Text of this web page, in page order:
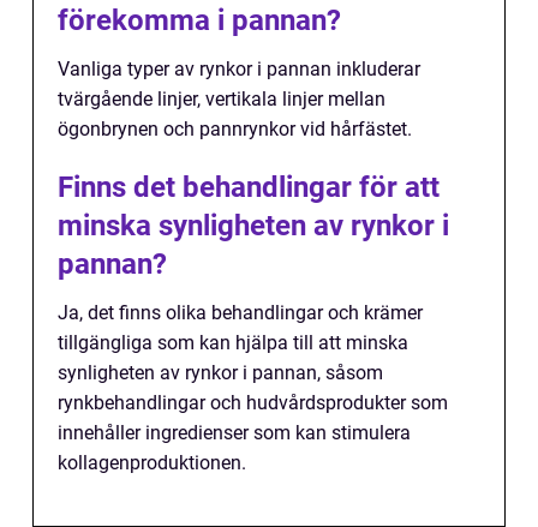
förekomma i pannan?
Vanliga typer av rynkor i pannan inkluderar
tvärgående linjer, vertikala linjer mellan
ögonbrynen och pannrynkor vid hårfästet.
Finns det behandlingar för att
minska synligheten av rynkor i
pannan?
Ja, det finns olika behandlingar och krämer
tillgängliga som kan hjälpa till att minska
synligheten av rynkor i pannan, såsom
rynkbehandlingar och hudvårdsprodukter som
innehåller ingredienser som kan stimulera
kollagenproduktionen.